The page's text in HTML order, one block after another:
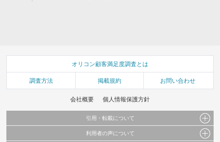
オリコン顧客満足度調査とは
調査方法 掲載規約 お問い合わせ
会社概要 個人情報保護方針
引用・転載について
当サイトで公開されている情報（文字、写真、イラスト、画像データ等）及びこれらの配
利用者の声について